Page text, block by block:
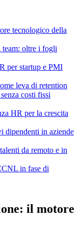
tecnologico della
team: oltre i fogli
per startup e PMI
leva di retention
costi fissi
HR per la crescita
dipendenti in aziende
da remoto e in
in fase di
il motore